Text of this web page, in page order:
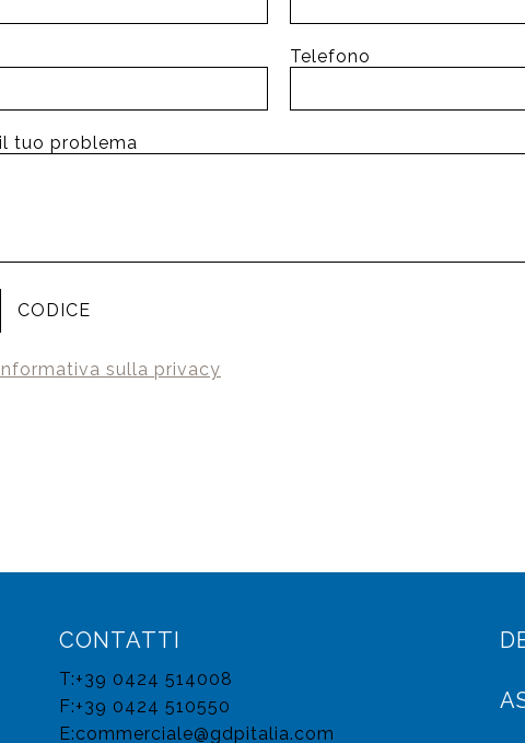
Telefono
tuo problema
CODICE
sulla privacy
CONTATTI
T:+39 0424 514008
F:+39 0424 510550
E:commerciale@gdpitalia.com